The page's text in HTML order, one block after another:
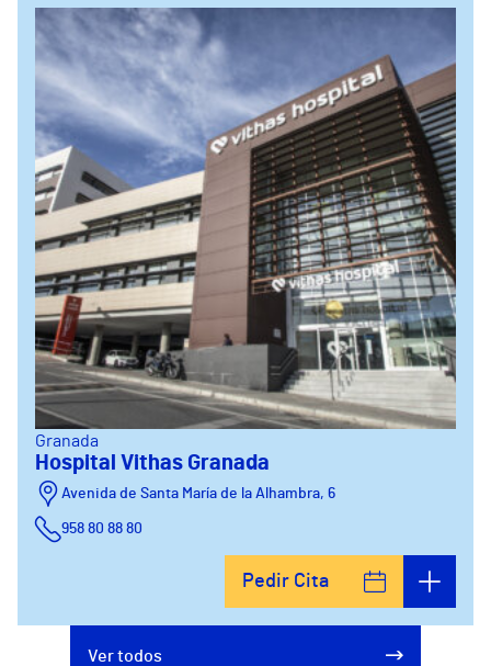
Granada
Hospital Vithas Granada
Avenida de Santa María de la Alhambra, 6
958 80 88 80
Pedir Cita
Ver todos